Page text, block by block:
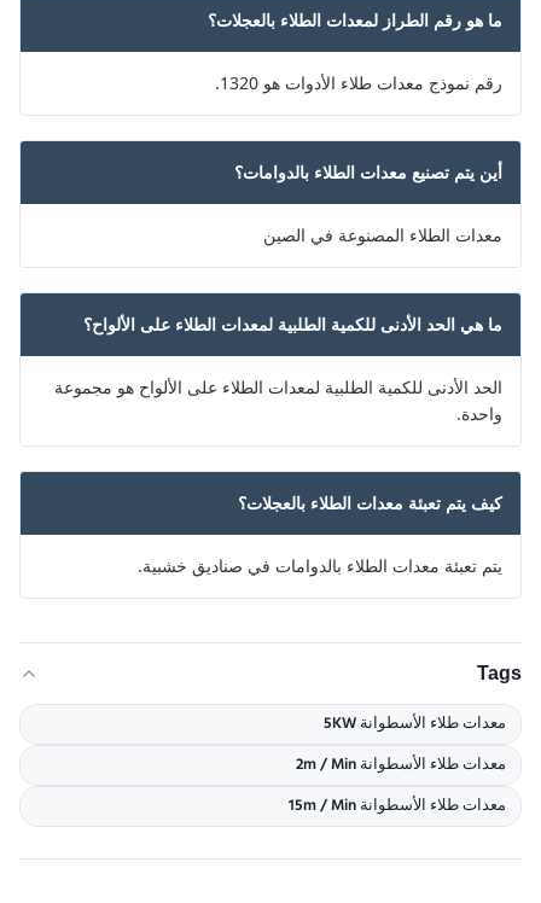
ما هو رقم الطراز لمعدات الطلاء بالعجلات؟
رقم نموذج معدات طلاء الأدوات هو 1320.
أين يتم تصنيع معدات الطلاء بالدوامات؟
معدات الطلاء المصنوعة في الصين
ما هي الحد الأدنى للكمية الطلبية لمعدات الطلاء على الألواح؟
الحد الأدنى للكمية الطلبية لمعدات الطلاء على الألواح هو مجموعة
واحدة.
كيف يتم تعبئة معدات الطلاء بالعجلات؟
يتم تعبئة معدات الطلاء بالدوامات في صناديق خشبية.
Tags
معدات طلاء الأسطوانة 5KW
معدات طلاء الأسطوانة 2m / Min
معدات طلاء الأسطوانة 15m / Min